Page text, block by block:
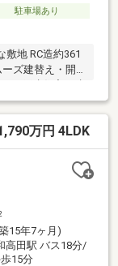
駐車場あり
地 RC造約361
ズ建替え・開
発は行政との事
。専属専任媒介
詳細資料はお気
万円 4LDK
15年7ヶ月)
高田駅 バス18分/
15分